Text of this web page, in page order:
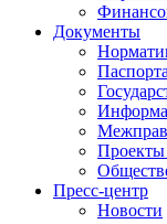
Документы
Проекты
Пресс-центр
Новости